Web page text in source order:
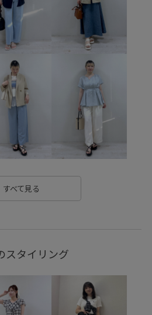
きれいめ
アクセサリー カジュアル
コットンツイル ゴム仕様
ル シボ感 シャツ
感 スカート
ストレッチ性
ダウン チェーン
デイリー使い
トレンド感 トートバッグ
フリル ブークレ素材
ポケット付き
テル ミニバッグ
すべて見る
スタイリング